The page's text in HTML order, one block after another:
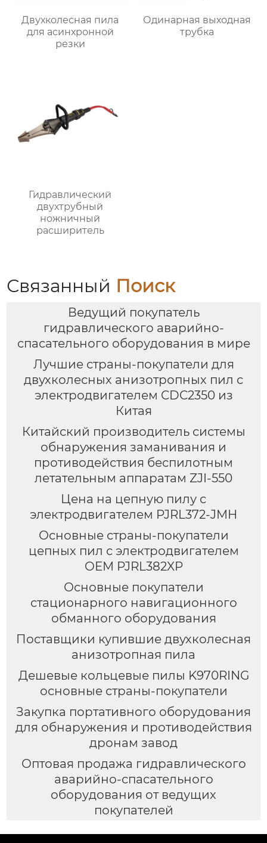
Двухколесная пила
для асинхронной
резки
Одинарная выходная
трубка
Гидравлический
двухтрубный
ножничный
расширитель
Связанный Поиск
Ведущий покупатель
гидравлического аварийно-
спасательного оборудования в мире
Лучшие страны-покупатели для
двухколесных анизотропных пил с
электродвигателем CDC2350 из
Китая
Китайский производитель системы
обнаружения заманивания и
противодействия беспилотным
летательным аппаратам ZJI-550
Цена на цепную пилу с
электродвигателем PJRL372-JMH
Основные страны-покупатели
цепных пил с электродвигателем
OEM PJRL382XP
Основные покупатели
стационарного навигационного
обманного оборудования
Поставщики купившие двухколесная
анизотропная пила
Дешевые кольцевые пилы K970RING
основные страны-покупатели
Закупка портативного оборудования
для обнаружения и противодействия
дронам завод
Оптовая продажа гидравлического
аварийно-спасательного
оборудования от ведущих
покупателей